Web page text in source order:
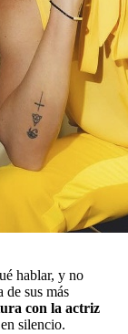
hablar, y no
de sus más
con la actriz
silencio.